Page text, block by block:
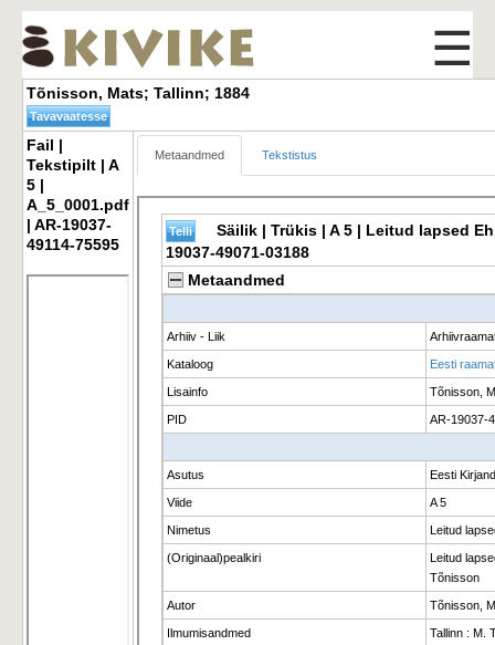
☰
Tõnisson, Mats; Tallinn; 1884
Fail |
Tekstipilt | A
5 |
A_5_0001.pdf
| AR-19037-
49114-75595
Metaandmed Tekstistus